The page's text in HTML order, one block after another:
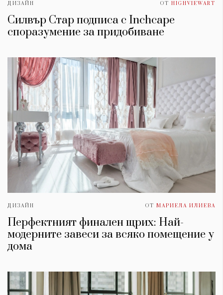
ДИЗАЙН ОТ HIGHVIEWART
Силвър Стар подписа с Inchcape
споразумение за придобиване
ДИЗАЙН ОТ МАРИЕЛА ИЛИЕВА
Перфектният финален щрих: Най-
модерните завеси за всяко помещение у
дома